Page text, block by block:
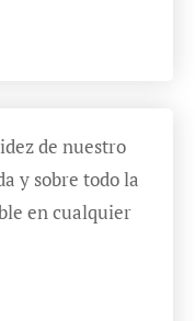
de nuestro
y sobre todo la
en cualquier